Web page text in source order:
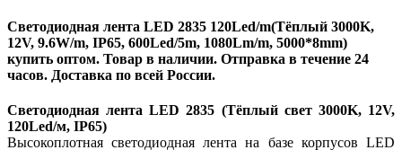
Светодиодная лента LED 2835 120Led/m(Тёплый 3000K,
12V, 9.6W/m, IP65, 600Led/5m, 1080Lm/m, 5000*8mm)
купить оптом. Товар в наличии. Отправка в течение 24
часов. Доставка по всей России.
Светодиодная лента LED 2835 (Тёплый свет 3000K, 12V,
120Led/м, IP65)
Высокоплотная светодиодная лента на базе корпусов LED